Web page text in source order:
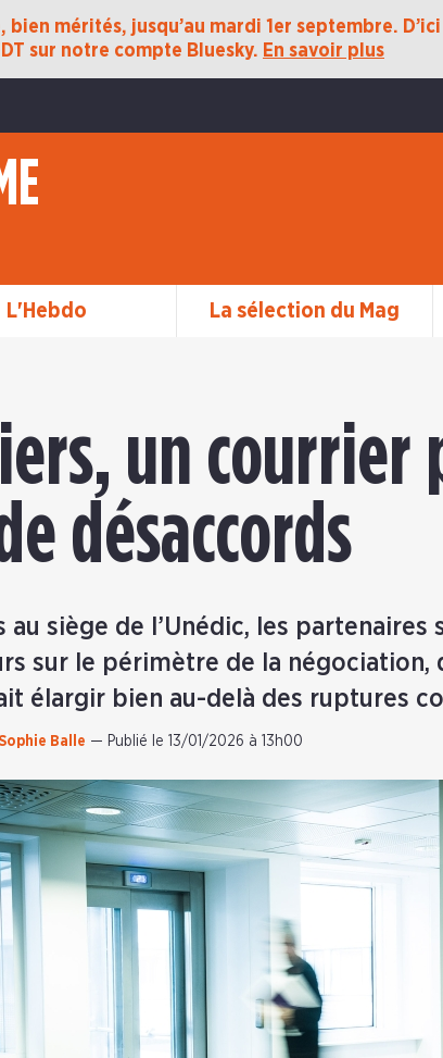
mérités, jusqu’au mardi 1er septembre.
sur notre compte Bluesky. En savoir plus
L'Hebdo La sélection du Mag
un
désaccords
au siège de l’Unédic, les
sur le périmètre de la négociation,
élargir bien au-delà des ruptures
Balle — Publié le 13/01/2026 à 13h00